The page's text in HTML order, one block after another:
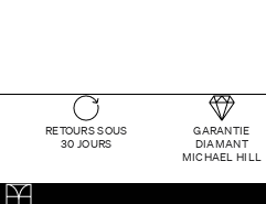
RETOURS SOUS
30 JOURS
GARANTIE
DIAMANT
MICHAEL HILL